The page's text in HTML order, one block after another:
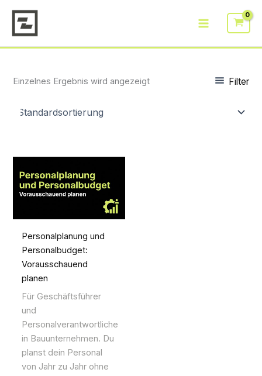
Inhalt
springen
Einzelnes Ergebnis wird angezeigt Filter
Personalplanung und
Personalbudget:
Vorausschauend
planen
Für Geschäftsführer
und
Personalverantwortliche
in Bauunternehmen. Du
planst dein Personal
von Jahr zu Jahr ohne